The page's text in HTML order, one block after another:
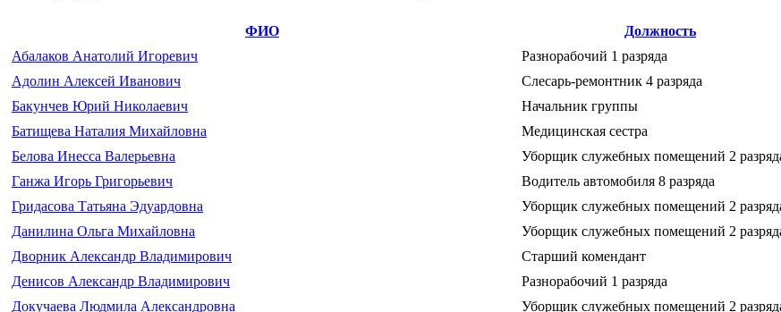
ФИО Должность
Абалаков Анатолий Игоревич
Разнорабочий 1 разряда
Адолин Алексей Иванович
Слесарь-ремонтник 4 разряда
Бакунчев Юрий Николаевич
Начальник группы
Батищева Наталия Михайловна
Медицинская сестра
Белова Инесса Валерьевна
Уборщик служебных помещений 2
Ганжа Игорь Григорьевич
Водитель автомобиля 8 разряда
Гридасова Татьяна Эдуардовна
Уборщик служебных помещений 2
Данилина Ольга Михайловна
Уборщик служебных помещений 2
Дворник Александр Владимирович
Старший комендант
Денисов Александр Владимирович
Разнорабочий 1 разряда
Докучаева Людмила Александровна
Уборщик служебных помещений 2